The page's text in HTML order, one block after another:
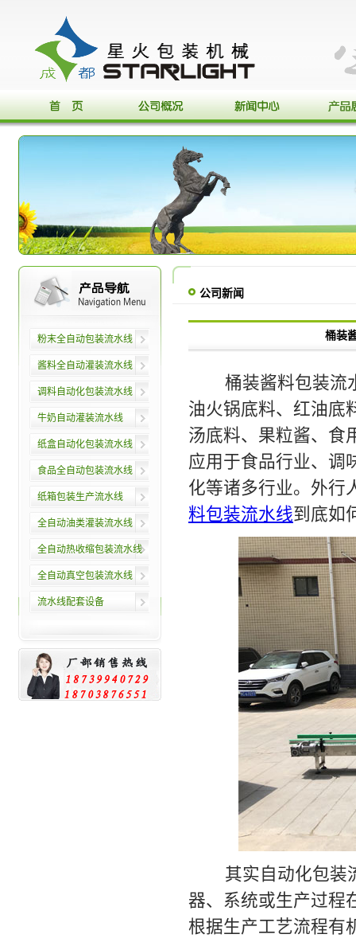
粉末全自动包装流水线
酱料全自动灌装流水线
调料自动化包装流水线
牛奶自动灌装流水线
纸盒自动化包装流水线
食品全自动包装流水线
纸箱包装生产流水线
全自动油类灌装流水线
全自动热收缩包装流水线
全自动真空包装流水线
流水线配套设备
公司新闻
桶装
桶装酱料包装流
油火锅底料、红油底
汤底料、果粒酱、食
应用于食品行业、调
化等诸多行业。外行
料包装流水线到底如
其实自动化包装
器、系统或生产过程
根据生产工艺流程有